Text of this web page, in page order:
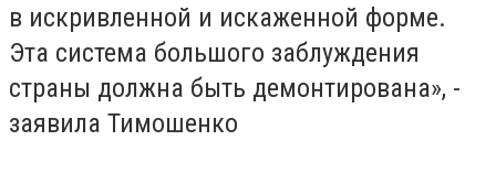
в искривленной и искаженной форме.
Эта система большого заблуждения
страны должна быть демонтирована», -
заявила Тимошенко